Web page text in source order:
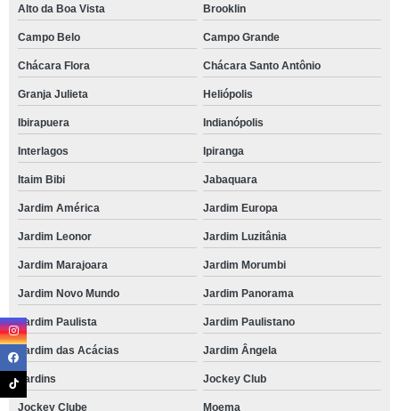
Alto da Boa Vista Brooklin
Campo Belo Campo Grande
Chácara Flora Chácara Santo Antônio
Granja Julieta Heliópolis
Ibirapuera Indianópolis
Interlagos Ipiranga
Itaim Bibi Jabaquara
Jardim América Jardim Europa
Jardim Leonor Jardim Luzitânia
Jardim Marajoara Jardim Morumbi
Jardim Novo Mundo Jardim Panorama
Jardim Paulista Jardim Paulistano
Jardim das Acácias Jardim Ângela
Jardins Jockey Club
Jockey Clube Moema